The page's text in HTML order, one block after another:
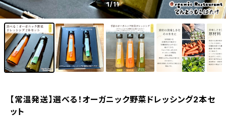
1/11
【常温発送】選べる！オーガニック野菜ドレッシング2本セ
ット